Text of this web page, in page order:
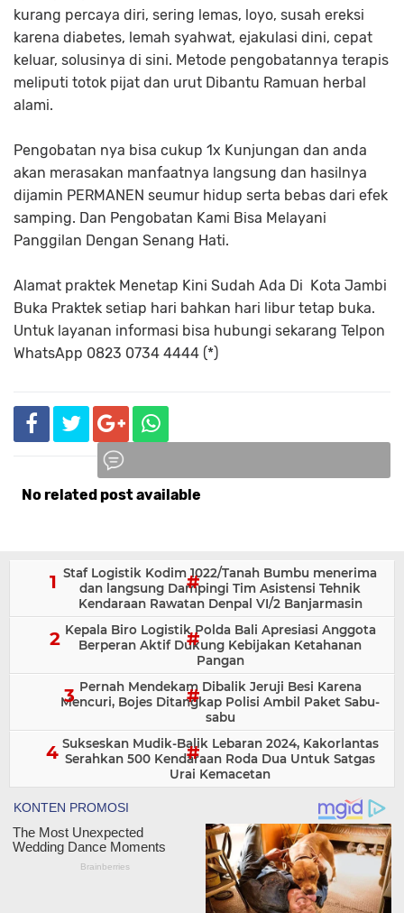
kurang percaya diri, sering lemas, loyo, susah ereksi
karena diabetes, lemah syahwat, ejakulasi dini, cepat
keluar, solusinya di sini. Metode pengobatannya terapis
meliputi totok pijat dan urut Dibantu Ramuan herbal
alami.
Pengobatan nya bisa cukup 1x Kunjungan dan anda
akan merasakan manfaatnya langsung dan hasilnya
dijamin PERMANEN seumur hidup serta bebas dari efek
samping. Dan Pengobatan Kami Bisa Melayani
Panggilan Dengan Senang Hati.
Alamat praktek Menetap Kini Sudah Ada Di Kota Jambi
Buka Praktek setiap hari bahkan hari libur tetap buka.
Untuk layanan informasi bisa hubungi sekarang Telpon
WhatsApp 0823 0734 4444 (*)
No related post available
Staf Logistik Kodim 1022/Tanah Bumbu menerima
dan langsung Dampingi Tim Asistensi Tehnik
Kendaraan Rawatan Denpal VI/2 Banjarmasin
Kepala Biro Logistik Polda Bali Apresiasi Anggota
Berperan Aktif Dukung Kebijakan Ketahanan
Pangan
Pernah Mendekam Dibalik Jeruji Besi Karena
Mencuri, Bojes Ditangkap Polisi Ambil Paket Sabu-
sabu
Sukseskan Mudik-Balik Lebaran 2024, Kakorlantas
Serahkan 500 Kendaraan Roda Dua Untuk Satgas
Urai Kemacetan